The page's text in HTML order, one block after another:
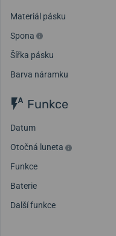
Materiál pásku
Spona
Šířka pásku
Barva náramku
Funkce
Datum
Otočná luneta
Funkce
Baterie
Další funkce